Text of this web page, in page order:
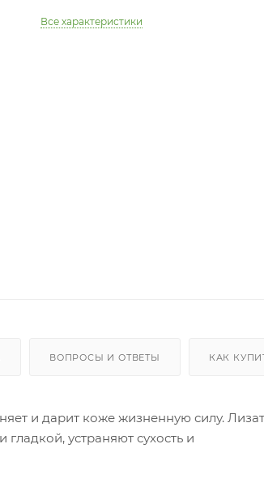
Все характеристики
ВОПРОСЫ И ОТВЕТЫ КАК
и дарит коже жизненную силу. Лизат
устраняют сухость и